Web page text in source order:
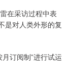
在采访过程中表
是对人类外形的复
订阅制”进行试运